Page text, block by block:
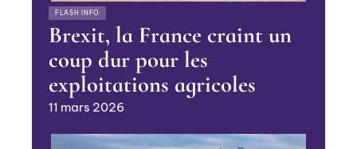
FLASH INFO
Brexit, la France craint un
coup dur pour les
exploitations agricoles
11 mars 2026